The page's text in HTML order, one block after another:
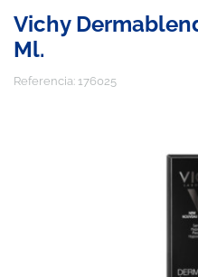
Vichy
Ml.
Referencia: 176025